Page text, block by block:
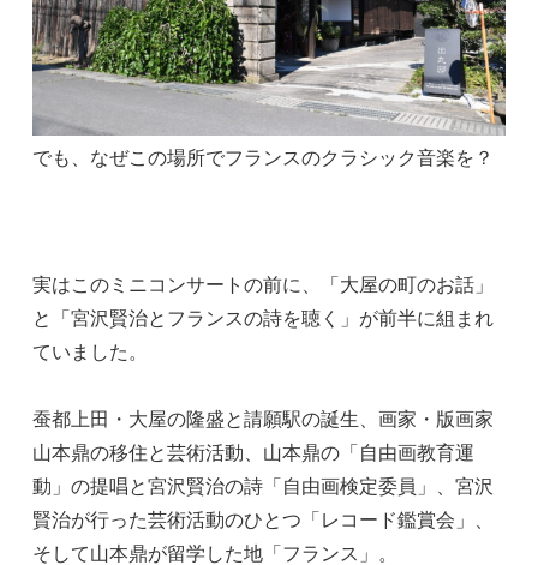
でも、なぜこの場所でフランスのクラシック音楽を？
実はこのミニコンサートの前に、「大屋の町のお話」
と「宮沢賢治とフランスの詩を聴く」が前半に組まれ
ていました。
蚕都上田・大屋の隆盛と請願駅の誕生、画家・版画家
山本鼎の移住と芸術活動、山本鼎の「自由画教育運
動」の提唱と宮沢賢治の詩「自由画検定委員」、宮沢
賢治が行った芸術活動のひとつ「レコード鑑賞会」、
そして山本鼎が留学した地「フランス」。